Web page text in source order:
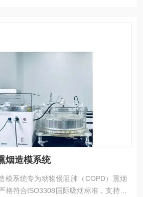
烟造模系统
模系统专为动物慢阻肺（COPD）熏烟
格符合ISO3308国际吸烟标准，支持标